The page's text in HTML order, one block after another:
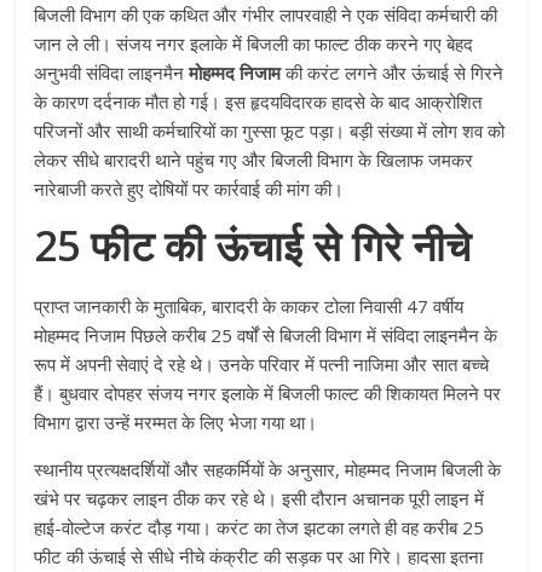
बिजली विभाग की एक कथित और गंभीर लापरवाही ने एक संविदा कर्मचारी की
जान ले ली। संजय नगर इलाके में बिजली का फाल्ट ठीक करने गए बेहद
अनुभवी संविदा लाइनमैनमोहम्मद निजामकी करंट लगने और ऊंचाई से गिरने
के कारण दर्दनाक मौत हो गई। इस हृदयविदारक हादसे के बाद आक्रोशित
परिजनों और साथी कर्मचारियों का गुस्सा फूट पड़ा। बड़ी संख्या में लोग शव को
लेकर सीधे बारादरी थाने पहुंच गए और बिजली विभाग के खिलाफ जमकर
नारेबाजी करते हुए दोषियों पर कार्रवाई की मांग की।
25 फीट की ऊंचाई से गिरे नीचे
प्राप्त जानकारी के मुताबिक, बारादरी के काकर टोला निवासी 47 वर्षीय
मोहम्मद निजाम पिछले करीब 25 वर्षों से बिजली विभाग में संविदा लाइनमैन के
रूप में अपनी सेवाएं दे रहे थे। उनके परिवार में पत्नी नाजिमा और सात बच्चे
हैं। बुधवार दोपहर संजय नगर इलाके में बिजली फाल्ट की शिकायत मिलने पर
विभाग द्वारा उन्हें मरम्मत के लिए भेजा गया था।
स्थानीय प्रत्यक्षदर्शियों और सहकर्मियों के अनुसार, मोहम्मद निजाम बिजली के
खंभे पर चढ़कर लाइन ठीक कर रहे थे। इसी दौरान अचानक पूरी लाइन में
हाई-वोल्टेज करंट दौड़ गया। करंट का तेज झटका लगते ही वह करीब 25
फीट की ऊंचाई से सीधे नीचे कंक्रीट की सड़क पर आ गिरे। हादसा इतना